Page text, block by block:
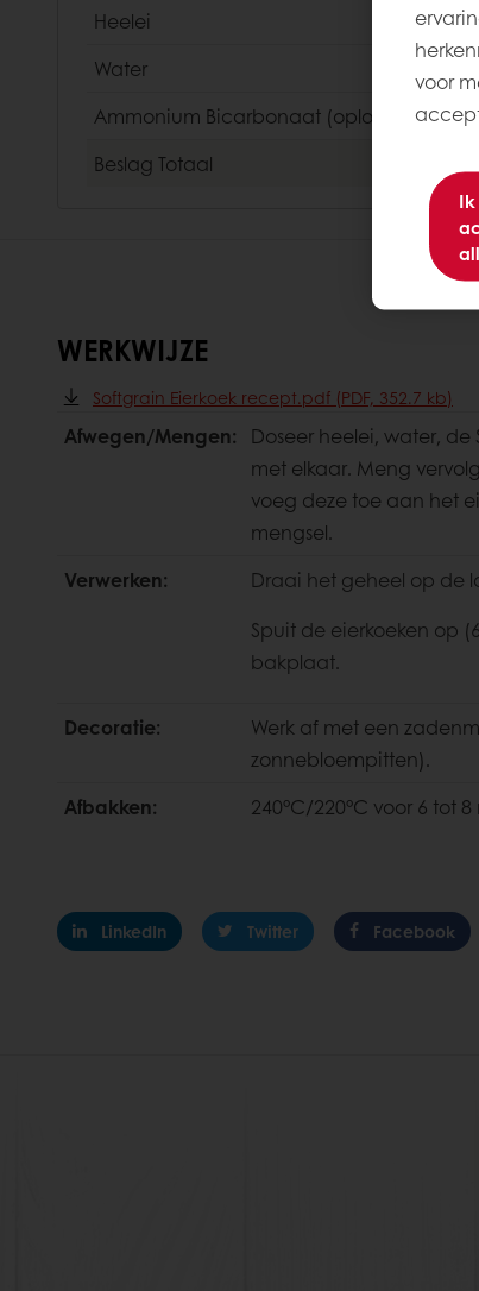
Heelei
Water
Ammonium Bicarbonaat (oplossen in
Beslag Totaal
WERKWIJZE
Softgrain Eierkoek recept.pdf (PDF, 352.7 kb)
Afwegen/Mengen:
Doseer heelei, water,
met elkaar. Meng
voeg deze toe aan het
mengsel.
Verwerken:
Draai het geheel op de
Spuit de eierkoeken op
bakplaat.
Decoratie:
Werk af met een
zonnebloempitten).
Afbakken:
240°C/220°C voor 6 tot
LinkedIn Twitter Facebook
voor
Ik